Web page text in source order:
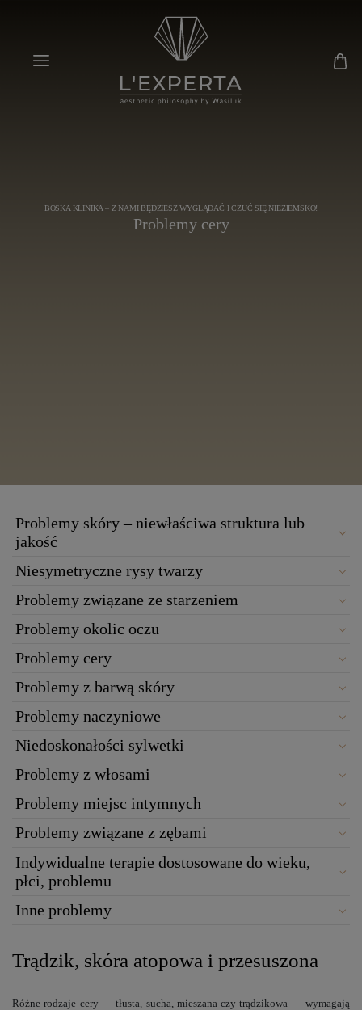
BOSKA KLINIKA – Z NAMI BĘDZIESZ WYGLĄDAĆ I CZUĆ SIĘ NIEZIEMSKO!
Problemy cery
Problemy skóry – niewłaściwa struktura lub
jakość
Niesymetryczne rysy twarzy
Problemy związane ze starzeniem
Problemy okolic oczu
Problemy cery
Problemy z barwą skóry
Problemy naczyniowe
Niedoskonałości sylwetki
Problemy z włosami
Problemy miejsc intymnych
Problemy związane z zębami
Indywidualne terapie dostosowane do wieku,
płci, problemu
Inne problemy
Trądzik, skóra atopowa i przesuszona
Różne rodzaje cery — tłusta, sucha, mieszana czy trądzikowa — wymagają